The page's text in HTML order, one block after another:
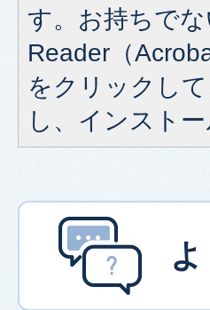
す。お持ちで
Reader（
をクリックし
し、インスト